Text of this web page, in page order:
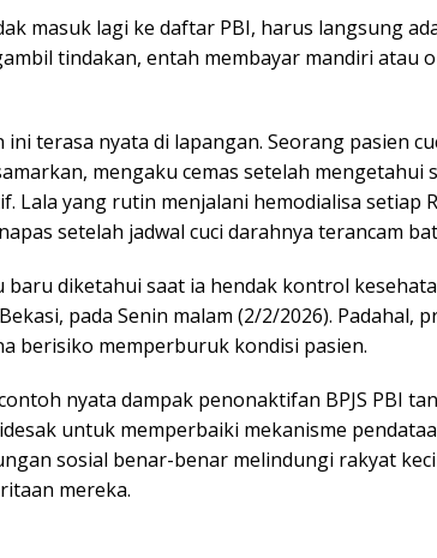
masuk lagi ke daftar PBI, harus langsung
tindakan, entah membayar mandiri atau
ini terasa nyata di lapangan. Seorang pasien
mengaku cemas setelah mengetahui
Lala yang rutin menjalani hemodialisa setiap
setelah jadwal cuci darahnya terancam
diketahui saat ia hendak kontrol
pada Senin malam (2/2/2026). Padahal,
berisiko memperburuk kondisi pasien.
nyata dampak penonaktifan BPJS PBI
untuk memperbaiki mekanisme
sosial benar-benar melindungi rakyat
mereka.